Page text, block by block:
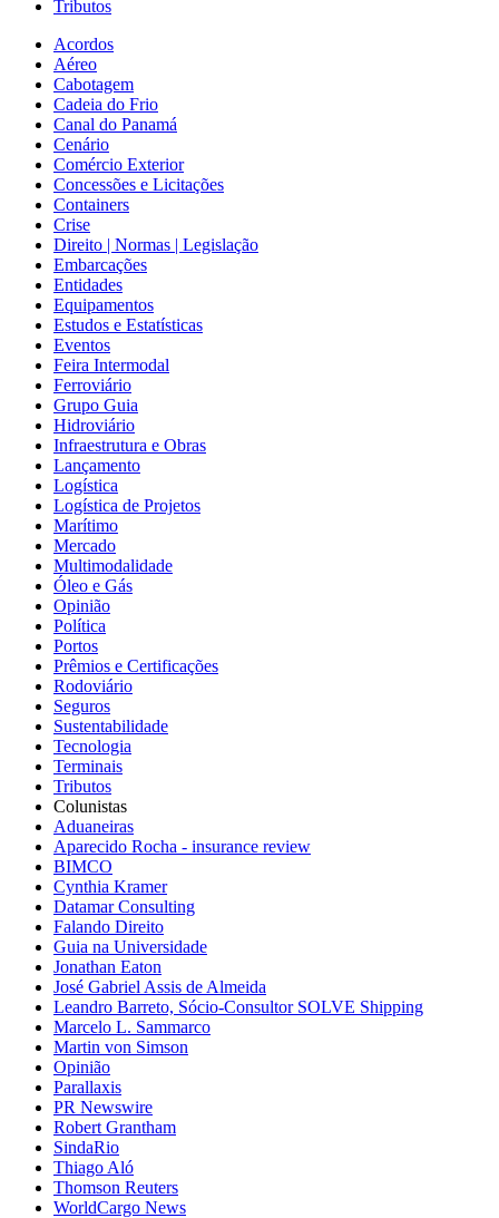
Tributos
Acordos
Aéreo
Cabotagem
Cadeia do Frio
Canal do Panamá
Cenário
Comércio Exterior
Concessões e Licitações
Containers
Crise
Direito | Normas | Legislação
Embarcações
Entidades
Equipamentos
Estudos e Estatísticas
Eventos
Feira Intermodal
Ferroviário
Grupo Guia
Hidroviário
Infraestrutura e Obras
Lançamento
Logística
Logística de Projetos
Marítimo
Mercado
Multimodalidade
Óleo e Gás
Opinião
Política
Portos
Prêmios e Certificações
Rodoviário
Seguros
Sustentabilidade
Tecnologia
Terminais
Tributos
Colunistas
Aduaneiras
Aparecido Rocha - insurance review
BIMCO
Cynthia Kramer
Datamar Consulting
Falando Direito
Guia na Universidade
Jonathan Eaton
José Gabriel Assis de Almeida
Leandro Barreto, Sócio-Consultor SOLVE Shipping
Marcelo L. Sammarco
Martin von Simson
Opinião
Parallaxis
PR Newswire
Robert Grantham
SindaRio
Thiago Aló
Thomson Reuters
WorldCargo News